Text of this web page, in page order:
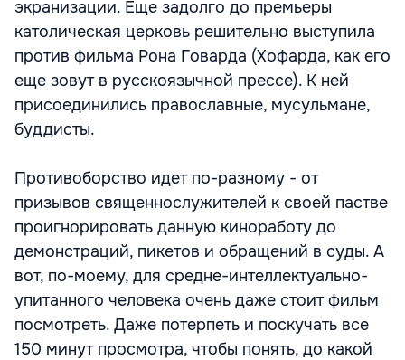
экранизации. Еще задолго до премьеры
католическая церковь решительно выступила
против фильма Рона Говарда (Хофарда, как его
еще зовут в русскоязычной прессе). К ней
присоединились православные, мусульмане,
буддисты.
Противоборство идет по-разному - от
призывов священнослужителей к своей пастве
проигнорировать данную киноработу до
демонстраций, пикетов и обращений в суды. А
вот, по-моему, для средне-интеллектуально-
упитанного человека очень даже стоит фильм
посмотреть. Даже потерпеть и поскучать все
150 минут просмотра, чтобы понять, до какой